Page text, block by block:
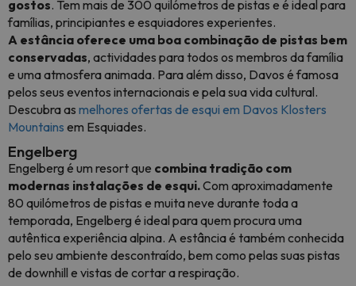
gostos. Tem mais de 300 quilómetros de pistas e é ideal para
famílias, principiantes e esquiadores experientes.
A estância oferece uma boa combinação de pistas bem
conservadas, actividades para todos os membros da família
e uma atmosfera animada. Para além disso, Davos é famosa
pelos seus eventos internacionais e pela sua vida cultural.
Descubra as melhores ofertas de esqui em Davos Klosters
Mountains em Esquiades.
Engelberg
Engelberg é um resort que combina tradição com
modernas instalações de esqui.Com aproximadamente
80 quilómetros de pistas e muita neve durante toda a
temporada, Engelberg é ideal para quem procura uma
autêntica experiência alpina. A estância é também conhecida
pelo seu ambiente descontraído, bem como pelas suas pistas
de downhill e vistas de cortar a respiração.